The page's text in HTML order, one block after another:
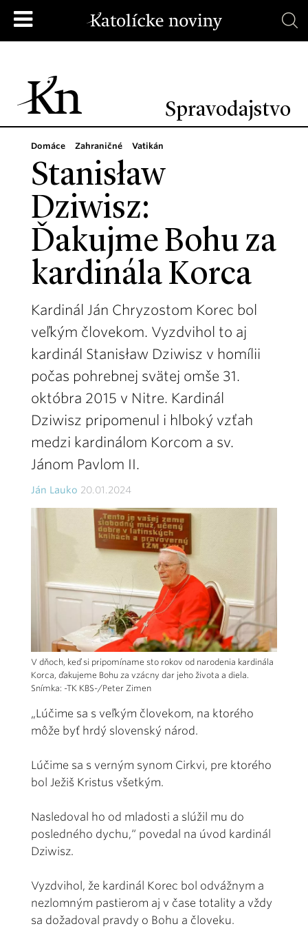
Spravodajstvo
Domáce Zahraničné Vatikán
Stanisław
Dziwisz:
Ďakujme Bohu za
kardinála Korca
Kardinál Ján Chryzostom Korec bol
veľkým človekom. Vyzdvihol to aj
kardinál Stanisław Dziwisz v homílii
počas pohrebnej svätej omše 31.
októbra 2015 v Nitre. Kardinál
Dziwisz pripomenul i hlboký vzťah
medzi kardinálom Korcom a sv.
Jánom Pavlom II.
Ján Lauko 20.01.2024
V dňoch, keď si pripomíname sto rokov od narodenia kardinála
Korca, ďakujeme Bohu za vzácny dar jeho života a diela.
Snímka: -TK KBS-/Peter Zimen
„Lúčime sa s veľkým človekom, na ktorého
môže byť hrdý slovenský národ.
Lúčime sa s verným synom Cirkvi, pre ktorého
bol Ježiš Kristus všetkým.
Nasledoval ho od mladosti a slúžil mu do
posledného dychu,“ povedal na úvod kardinál
Dziwisz.
Vyzdvihol, že kardinál Korec bol odvážnym a
nezlomným pastierom aj v čase totality a vždy
sa dožadoval pravdy o Bohu a človeku.